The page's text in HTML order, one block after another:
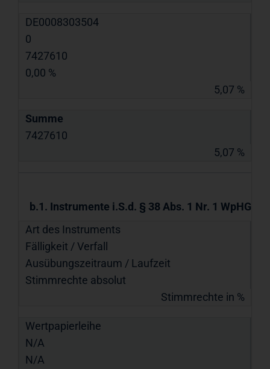
DE0008303504
0
7427610
0,00 %
5,07 %
Summe
7427610
5,07 %
b.1. Instrumente i.S.d. § 38 Abs. 1 Nr. 1 WpHG
Art des Instruments
Fälligkeit / Verfall
Ausübungs­zeitraum / Laufzeit
Stimmrechte absolut
Stimmrechte in %
Wertpapierleihe
N/A
N/A